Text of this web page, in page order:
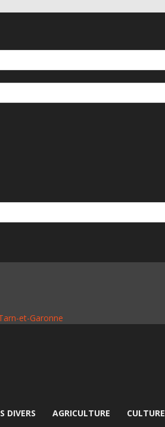
et-Garonne
DIVERS AGRICULTURE CULTURE